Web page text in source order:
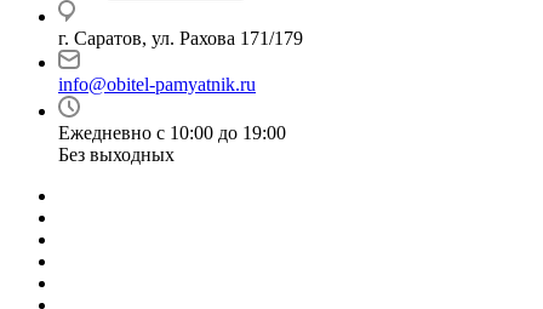
г. Саратов, ул. Рахова 171/179
info@obitel-pamyatnik.ru
Ежедневно с 10:00 до 19:00
Без выходных